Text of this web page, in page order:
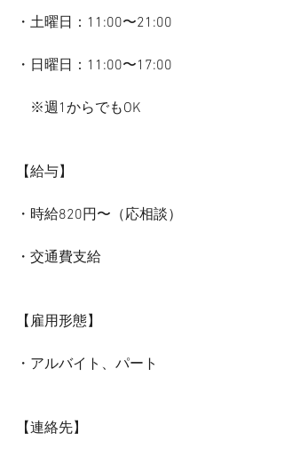
・土曜日：11:00〜21:00
・日曜日：11:00〜17:00
※週1からでもOK
【給与】
・時給820円〜（応相談）
・交通費支給
【雇用形態】
・アルバイト、パート
【連絡先】